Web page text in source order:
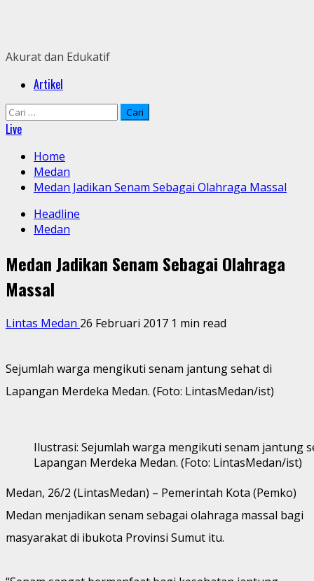
Akurat dan Edukatif
PrimaryArtikel
Cari
untuk:
Live
Home
Medan
Medan Jadikan Senam Sebagai Olahraga Massal
Headline
Medan
Medan Jadikan Senam Sebagai Olahraga
Massal
Lintas Medan 26 Februari 2017 1 min read
Sejumlah warga mengikuti senam jantung sehat di
Lapangan Merdeka Medan. (Foto: LintasMedan/ist)
Ilustrasi: Sejumlah warga mengikuti senam jantung
Lapangan Merdeka Medan. (Foto: LintasMedan/ist)
Medan, 26/2 (LintasMedan) – Pemerintah Kota (Pemko)
Medan menjadikan senam sebagai olahraga massal bagi
masyarakat di ibukota Provinsi Sumut itu.